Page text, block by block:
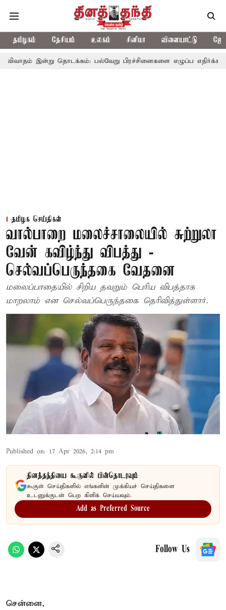
தமிழகம் தேசியம் உலகம் சினிமா விளையாட்டு
தொடக்கம்: பல்வேறு பிரச்சினைகளை எழுப்ப எதிர்க்கட்சிகள் திட்டம்
தமிழக செய்திகள்
வால்பாறை மலைச்சாலையில் சுற்றுலா
வேன் கவிழ்ந்து விபத்து -
செல்வப்பெருந்தகை வேதனை
மலைப்பாதையில் சிறிய தவறும் பெரிய விபத்தாக
மாறலாம் என செல்வப்பெருந்தகை தெரிவித்துள்ளார்.
Published on: 17 Apr 2026, 2:14 pm
தினத்தந்தியை கூகுளில் பின்தொடரவும்
கூகுள் செய்திகளில் எங்களின் முக்கியச் செய்திகளை
உடனுக்குடன் பெற கிளிக் செய்யவும்.
Add as Preferred Source
Follow Us
சென்னை,